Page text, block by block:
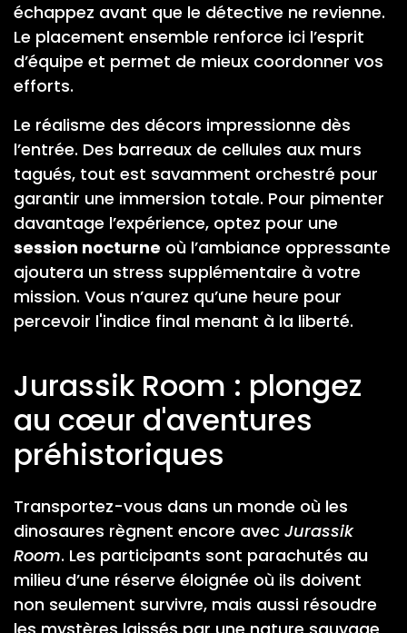
échappez avant que le détective ne revienne.
Le placement ensemble renforce ici l’esprit
d’équipe et permet de mieux coordonner vos
efforts.
Le réalisme des décors impressionne dès
l’entrée. Des barreaux de cellules aux murs
tagués, tout est savamment orchestré pour
garantir une immersion totale. Pour pimenter
davantage l’expérience, optez pour une
session nocturne où l’ambiance oppressante
ajoutera un stress supplémentaire à votre
mission. Vous n’aurez qu’une heure pour
percevoir l'indice final menant à la liberté.
Jurassik Room : plongez
au cœur d'aventures
préhistoriques
Transportez-vous dans un monde où les
dinosaures règnent encore avec Jurassik
Room. Les participants sont parachutés au
milieu d’une réserve éloignée où ils doivent
non seulement survivre, mais aussi résoudre